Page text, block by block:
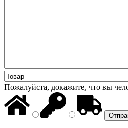
Пожалуйста, докажите, что вы